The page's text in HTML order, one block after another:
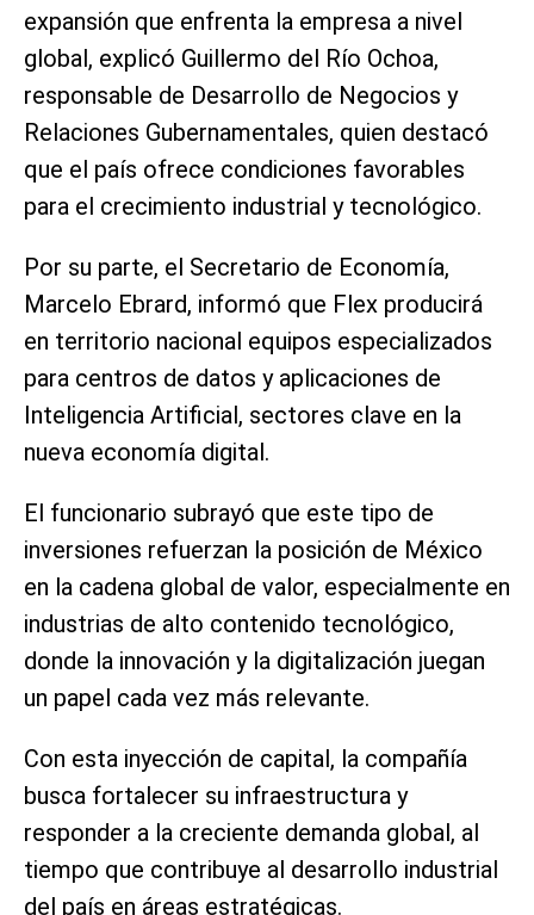
expansión que enfrenta la empresa a nivel
global, explicó Guillermo del Río Ochoa,
responsable de Desarrollo de Negocios y
Relaciones Gubernamentales, quien destacó
que el país ofrece condiciones favorables
para el crecimiento industrial y tecnológico.
Por su parte, el Secretario de Economía,
Marcelo Ebrard, informó que Flex producirá
en territorio nacional equipos especializados
para centros de datos y aplicaciones de
Inteligencia Artificial, sectores clave en la
nueva economía digital.
El funcionario subrayó que este tipo de
inversiones refuerzan la posición de México
en la cadena global de valor, especialmente en
industrias de alto contenido tecnológico,
donde la innovación y la digitalización juegan
un papel cada vez más relevante.
Con esta inyección de capital, la compañía
busca fortalecer su infraestructura y
responder a la creciente demanda global, al
tiempo que contribuye al desarrollo industrial
del país en áreas estratégicas.